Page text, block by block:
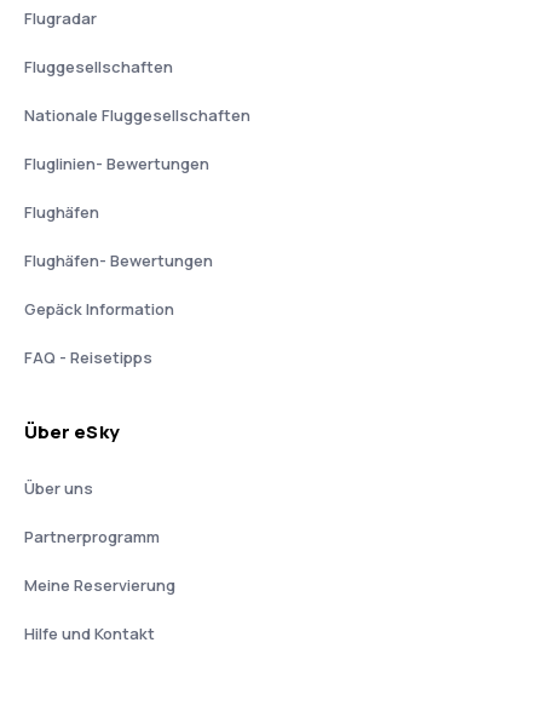
Flugradar
Fluggesellschaften
Nationale Fluggesellschaften
Fluglinien- Bewertungen
Flughäfen
Flughäfen- Bewertungen
Gepäck Information
FAQ - Reisetipps
Über eSky
Über uns
Partnerprogramm
Meine Reservierung
Hilfe und Kontakt